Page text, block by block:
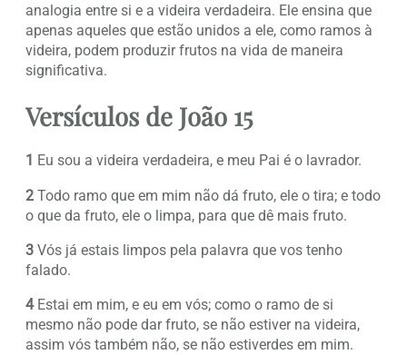
analogia entre si e a videira verdadeira. Ele ensina que
apenas aqueles que estão unidos a ele, como ramos à
videira, podem produzir frutos na vida de maneira
significativa.
Versículos de João 15
1 Eu sou a videira verdadeira, e meu Pai é o lavrador.
2 Todo ramo que em mim não dá fruto, ele o tira; e todo
o que da fruto, ele o limpa, para que dê mais fruto.
3 Vós já estais limpos pela palavra que vos tenho
falado.
4Estai em mim, e eu em vós; como o ramo de si
mesmo não pode dar fruto, se não estiver na videira,
assim vós também não, se não estiverdes em mim.